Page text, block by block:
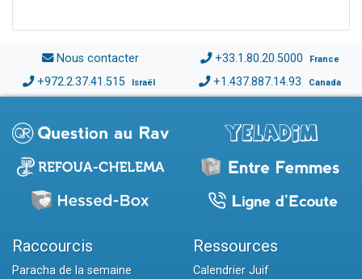
Nous contacter +33.1.80.20.5000 France
+972.2.37.41.515 Israël +1.437.887.14.93 Canada
Raccourcis
Paracha de la semaine
Ressources
Calendrier Juif